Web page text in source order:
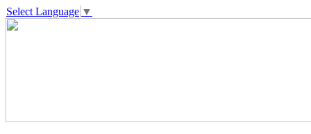
Select Language ▼